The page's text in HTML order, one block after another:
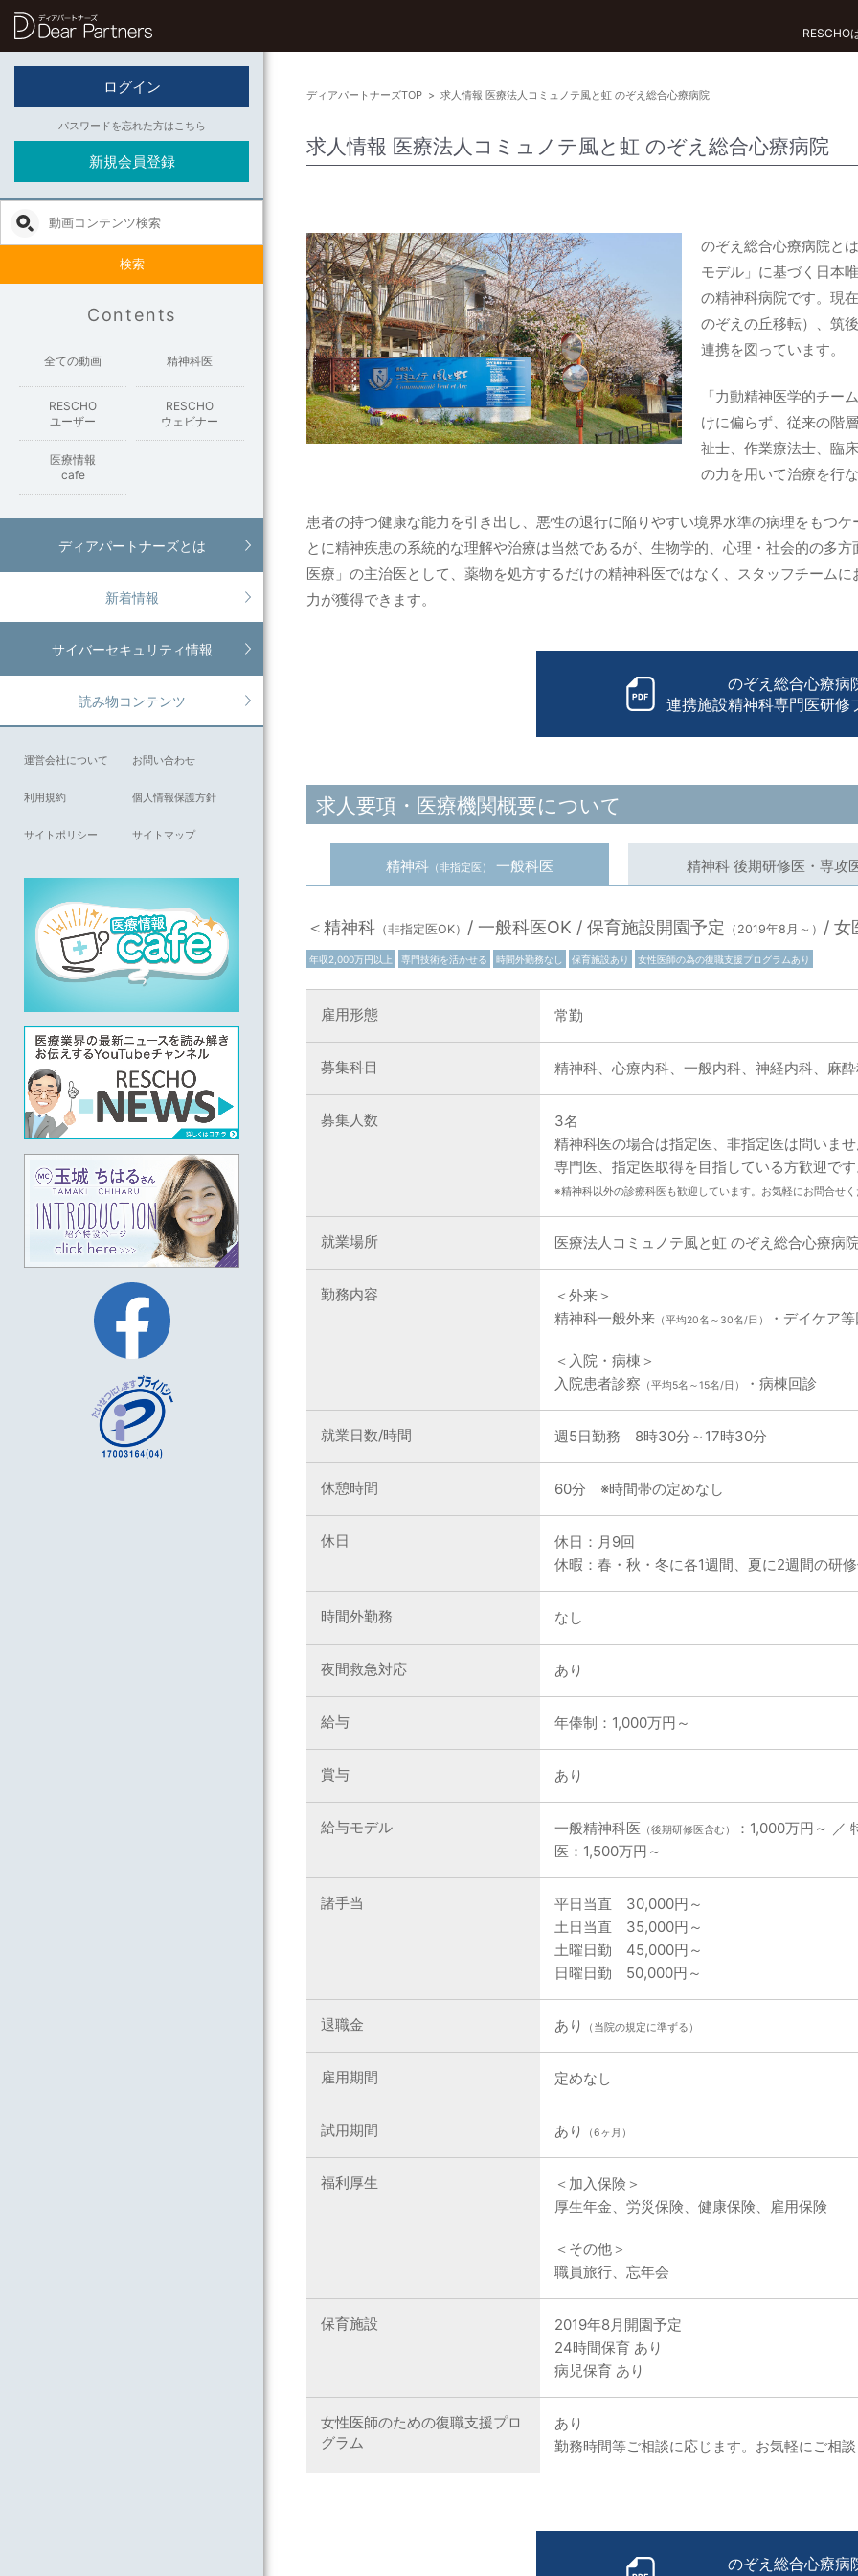
RESCHO
ログイン
パスワードを忘れた方はこちら
新規会員登録
検索
Contents
全ての動画 精神科医
RESCHO
ユーザー
RESCHO
ウェビナー
医療情報
cafe
ディアパートナーズとは
新着情報
サイバーセキュリティ情報
読み物コンテンツ
運営会社について お問い合わせ
利用規約 個人情報保護方針
サイトポリシー サイトマップ
ディアパートナーズTOP > 求人情報 医療法人コミュノテ風と虹 のぞえ総合心療病院
求人情報 医療法人コミュノテ風と虹 のぞえ総合心療病院
のぞえ総合心療病院と
モデル」に基づく日本
の精神科病院です。現
のぞえの丘移転）、筑
連携を図っています。
「力動精神医学的チー
けに偏らず、従来の階
祉士、作業療法士、臨
の力を用いて治療を行な
患者の持つ健康な能力を引き出し、悪性の退行に陥りやすい境界水準の病理をもつ
とに精神疾患の系統的な理解や治療は当然であるが、生物学的、心理・社会的の多
医療」の主治医として、薬物を処方するだけの精神科医ではなく、スタッフチーム
力が獲得できます。
のぞえ総合心療病
連携施設精神科専門医研修
求人要項・医療機関概要について
精神科 （非指定医） 一般科医 精神科 後期研修医・ 専攻
＜精神科 （非指定医OK） / 一般科医OK / 保育施設開園予定 （2019年8月～） / 女
年収2,000万円以上 専門技術を活かせる 時間外勤務なし 保育施設あり 女性医師の為の復職支援プログラムあり
雇用形態 常勤
募集科目 精神科、心療内科、一般内科、神経内科、麻
募集人数
3名
精神科医の場合は指定医、非指定医は問いませ
専門医、指定医取得を目指している方歓迎です
※精神科以外の診療科医も歓迎しています。お気軽にお問合せく
就業場所 医療法人コミュノテ風と虹 のぞえ総合心療病
勤務内容
＜外来＞
精神科一般外来 （平均20名～30名/日） ・デイケア
＜入院・病棟＞
入院患者診察 （平均5名～15名/日） ・病棟回診
就業日数/時間 週5日勤務 8時30分～17時30分
休憩時間 60分 ※時間帯の定めなし
休日
休日：月9回
休暇：春・秋・冬に各1週間、夏に2週間の研
時間外勤務 なし
夜間救急対応 あり
給与 年俸制：1,000万円～
賞与 あり
給与モデル 一般精神科医 （後期研修医含む） ：1,000万円～ ／
医：1,500万円～
諸手当
平日当直 30,000円～
土日当直 35,000円～
土曜日勤 45,000円～
日曜日勤 50,000円～
退職金 あり （当院の規定に準ずる）
雇用期間 定めなし
試用期間 あり （6ヶ月）
福利厚生
＜加入保険＞
厚生年金、労災保険、健康保険、雇用保険
＜その他＞
職員旅行、忘年会
保育施設
2019年8月開園予定
24時間保育 あり
病児保育 あり
女性医師のための復職支援プロ
グラム
あり
勤務時間等ご相談に応じます。お気軽にご相談
のぞえ総合心療病